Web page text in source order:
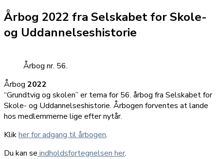
Årbog 2022 fra Selskabet for Skole-
og Uddannelseshistorie
Årbog nr. 56.
Årbog 2022
“Grundtvig og skolen” er tema for 56. årbog fra Selskabet for
Skole- og Uddannelseshistorie. Årbogen forventes at lande
hos medlemmerne lige efter nytår.
Klikher for adgang til årbogen.
Du kan se indholdsfortegnelsen her.